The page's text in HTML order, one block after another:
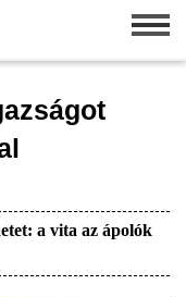
a vita az ápolók